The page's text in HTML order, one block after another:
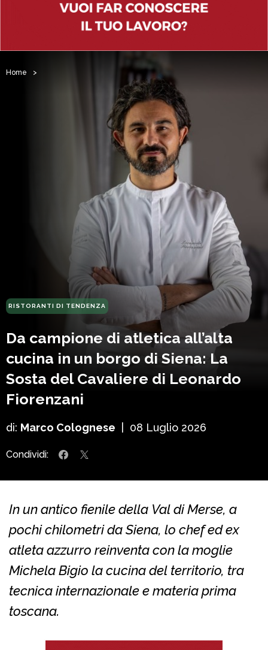
Home >
RISTORANTI DI TENDENZA
Da campione di atletica all’alta
cucina in un borgo di Siena: La
Sosta del Cavaliere di Leonardo
Fiorenzani
di: Marco Colognese 08 Luglio 2026
Condividi:
In un antico fienile della Val di Merse, a
pochi chilometri da Siena, lo chef ed ex
atleta azzurro reinventa con la moglie
Michela Bigio la cucina del territorio, tra
tecnica internazionale e materia prima
toscana.